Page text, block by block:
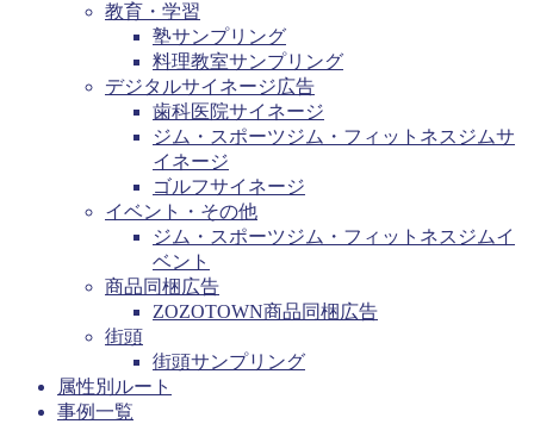
教育・学習
塾サンプリング
料理教室サンプリング
デジタルサイネージ広告
歯科医院サイネージ
ジム・スポーツジム・フィットネスジムサ
イネージ
ゴルフサイネージ
イベント・その他
ジム・スポーツジム・フィットネスジムイ
ベント
商品同梱広告
ZOZOTOWN商品同梱広告
街頭
街頭サンプリング
属性別ルート
事例一覧